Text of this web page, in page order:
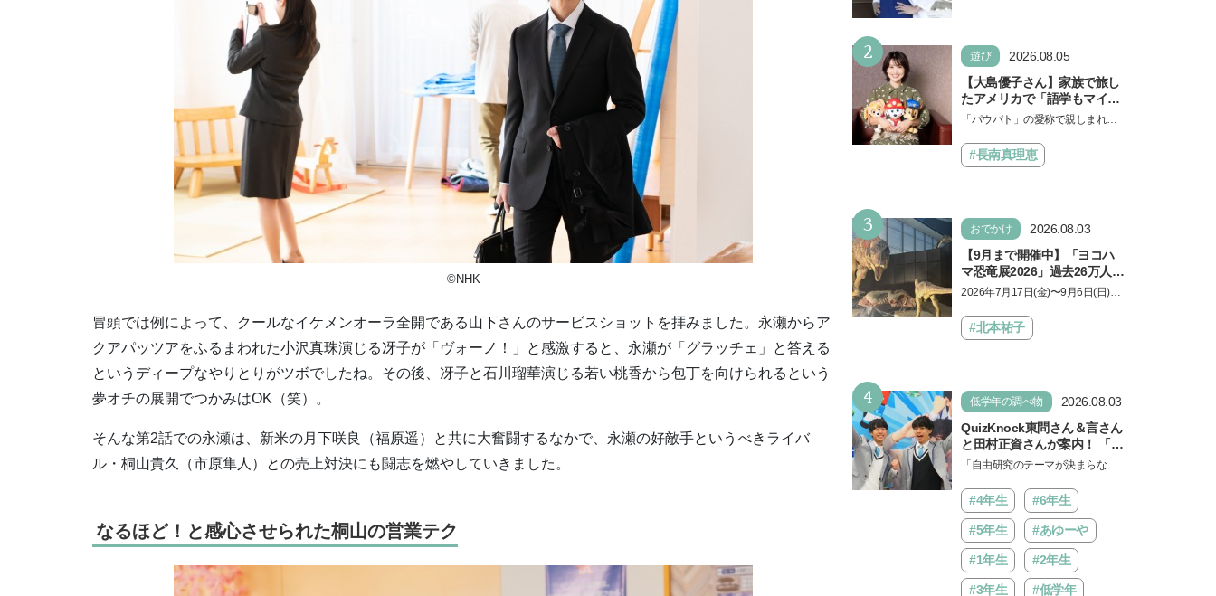
©NHK
冒頭では例によって、クールなイケメンオーラ全開である山下さんのサービスショットを拝みました。永瀬からア
クアパッツアをふるまわれた小沢真珠演じる冴子が「ヴォーノ！」と感激すると、永瀬が「グラッチェ」と答える
というディープなやりとりがツボでしたね。その後、冴子と石川瑠華演じる若い桃香から包丁を向けられるという
夢オチの展開でつかみはOK（笑）。
そんな第2話での永瀬は、新米の月下咲良（福原遥）と共に大奮闘するなかで、永瀬の好敵手というべきライバ
ル・桐山貴久（市原隼人）との売上対決にも闘志を燃やしていきました。
なるほど！と感心させられた桐山の営業テク
2 遊び
2026.08.05
【大島優子さん】家族で旅し
たアメリカで「語学もマイン
ドも！ 子どもの成長はすごか
『パウ・パトロール ザ・ダイ
ノ・ムービー』ではあきらめ
「パウパト」の愛称で親しまれる
の劇場版シリーズ第3弾、映画『パ
ウ・パトロール ザ…
#長南真理恵
3 おでかけ
2026.08.03
【9月まで開催中】「ヨコハ
マ恐竜展2026」過去26万人を
動員した恐竜展が9年ぶりに
しむポイントを完全ガイド
2026年7月17日(金)〜9月6日(日)、
「ヨコハマ恐竜展2026〜恐竜の食
卓大図鑑〜」が開催…
#北本祐子
4 低学年の調べ物
2026.08.03
QuizKnock東問さん＆言さん
と田村正資さんが案内！ 「よ
みうりランド」で遊びながら
ントが開催
「自由研究のテーマが決まらな
ントをくれるイベントが、よみう
りランド「グッジョバ!!…
#4年生 #6年生
#5年生 #あゆーや
#1年生 #2年生
#3年生 #低学年